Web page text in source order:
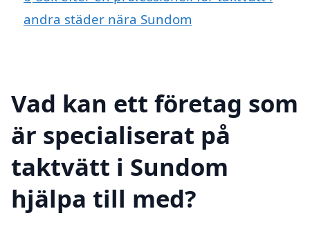
andra städer nära Sundom
Vad kan ett företag som
är specialiserat på
taktvätt i Sundom
hjälpa till med?